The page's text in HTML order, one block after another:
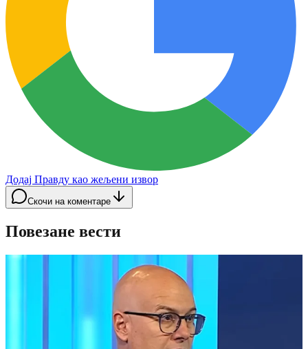
Додај Правду као жељени извор
Скочи на коментаре
Повезане вести